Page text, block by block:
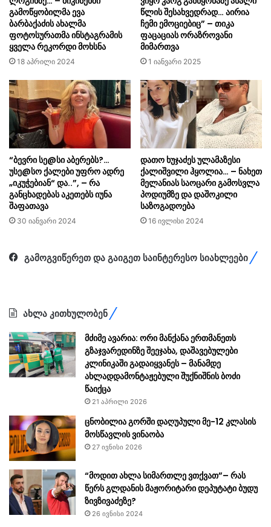
გამოწყობილმა ევა
ბარბაქაძის ახალმა
ფოტოსურათმა ინსტაგრამის
ყველა რეკორდი მოხსნა
18 აპრილი 2024
წლის შესახვედრად… აირია
ჩემი ემოციებიც” – თიკა
ფაცაციას ორაზროვანი
მიმართვა
1 იანვარი 2025
“ბევრი სე@სი აბერებს?…
უსე@სო ქალები უფრო ადრე
„იკუჭებიან“ და..”, – რა
განცხადებას აკეთებს იუნა
შაფათავა
30 იანვარი 2024
დათო ხუჯაძეს ულამაზესი
ქალიშვილი ჰყოლია… – ნახეთ
მელანიას საოცარი გამოსვლა
პოდიუმზე და დაშოკილი
საზოგადოება
16 ივლისი 2024
გამოგვიწერეთ და გაიგეთ საინტერესო სიახლეები
ახლა კითხულობენ
მძიმე ავარია: ორი მანქანა ერთმანეთს
გზაჯვარედინზე შეეჯახა, დაშავებულები
კლინიკაში გადაიყვანეს – მანამდე
ახლადდამონტაჟებული შუქნიშნის ბოძი
წაიქცა
21 აპრილი 2026
ცნობილია გორში დაღუპული მე-12 კლასის
მოსწავლის ვინაობა
27 ივნისი 2026
“მოდით ახლა სიმართლე ვთქვათ”– რას
წერს გლდანის მაჟორიტარი დეპუტატი ბუდუ
ზივზივაძეზე?
26 ივნისი 2024